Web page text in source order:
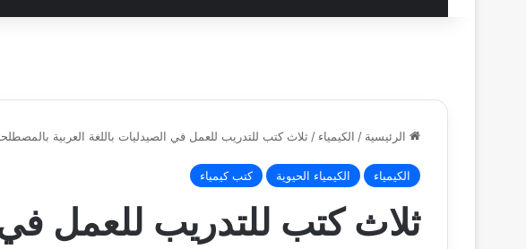
الرئيسية / الكيمياء / ثلاث كتب للتدريب للعمل في الصيدليات باللغة العربية
الكيمياء الكيمياء الحيوية كتب كيمياء
ثلاث كتب للتدريب للعمل